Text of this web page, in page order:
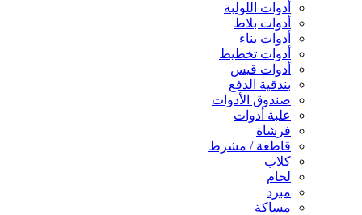
أدوات اللولبة
أدوات بلاط
أدوات بناء
أدوات تخطيط
أدوات قيس
بندقية الدفع
صندوق الأدوات
علبة أدوات
فرشاة
قاطعة / مشرط
كلاب
لحام
مبرد
مساكة